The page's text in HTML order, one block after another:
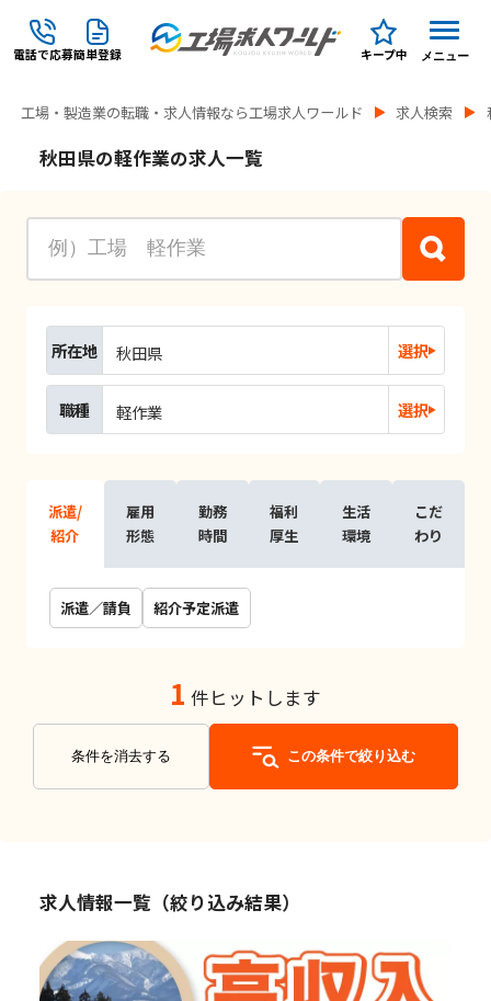
電話で応募簡単登録 キープ中 メニュー
工場・製造業の転職・求人情報なら工場求人ワールド 求人検索
秋田県の軽作業の求人一覧
所在地 秋田県 選択
職種 軽作業 選択
派遣/
紹介
雇用
形態
勤務
時間
福利
厚生
生活
環境
こだ
わり
派遣／請負 紹介予定派遣
1 件ヒットします
条件を消去する この条件で絞り込む
求人情報一覧（絞り込み結果）